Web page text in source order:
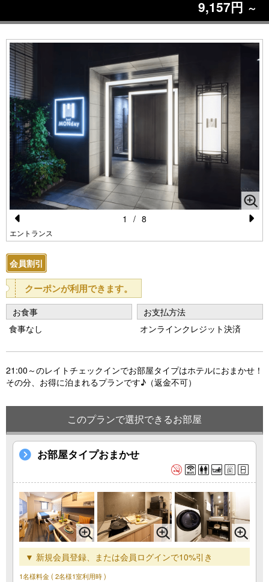
9,157円 ～
Pr
e
vi
u
s
エントランス
1 / 8
会員割引
クーポンが利用できます。
お食事
食事なし
お支払方法
オンラインクレジット決済
21:00～のレイトチェックインでお部屋タイプはホテルにおまかせ！
その分、お得に泊まれるプランです♪（返金不可）
このプランで選択できるお部屋
お部屋タイプおまかせ
▼ 新規会員登録、または会員ログインで10%引き
1名様料金( 2名様1室利用時 )